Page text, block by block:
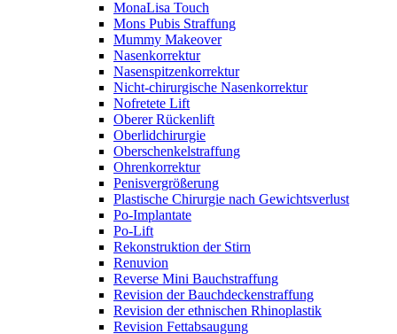
MonaLisa Touch
Mons Pubis Straffung
Mummy Makeover
Nasenkorrektur
Nasenspitzenkorrektur
Nicht-chirurgische Nasenkorrektur
Nofretete Lift
Oberer Rückenlift
Oberlidchirurgie
Oberschenkelstraffung
Ohrenkorrektur
Penisvergrößerung
Plastische Chirurgie nach Gewichtsverlust
Po-Implantate
Po-Lift
Rekonstruktion der Stirn
Renuvion
Reverse Mini Bauchstraffung
Revision der Bauchdeckenstraffung
Revision der ethnischen Rhinoplastik
Revision Fettabsaugung